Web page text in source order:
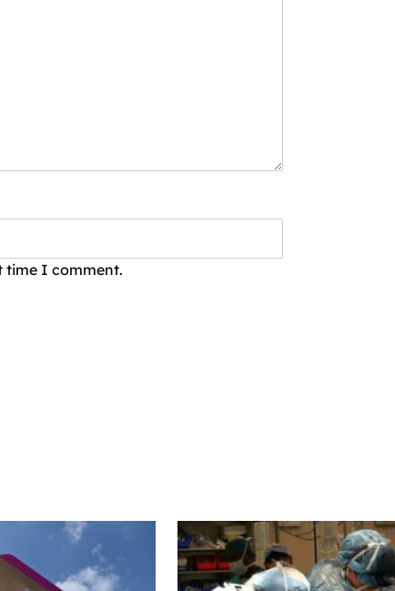
time I comment.